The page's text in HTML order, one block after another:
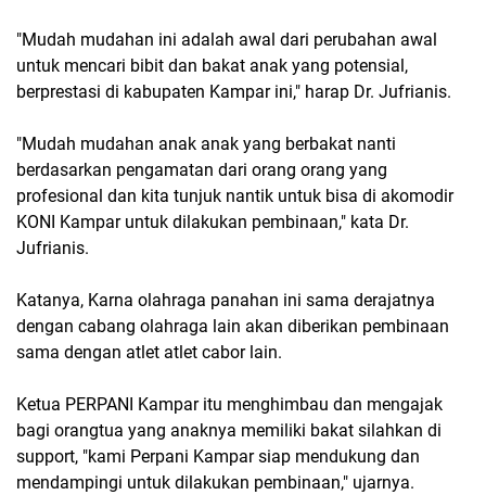
"Mudah mudahan ini adalah awal dari perubahan awal
untuk mencari bibit dan bakat anak yang potensial,
berprestasi di kabupaten Kampar ini," harap Dr. Jufrianis.
"Mudah mudahan anak anak yang berbakat nanti
berdasarkan pengamatan dari orang orang yang
profesional dan kita tunjuk nantik untuk bisa di akomodir
KONI Kampar untuk dilakukan pembinaan," kata Dr.
Jufrianis.
Katanya, Karna olahraga panahan ini sama derajatnya
dengan cabang olahraga lain akan diberikan pembinaan
sama dengan atlet atlet cabor lain.
Ketua PERPANI Kampar itu menghimbau dan mengajak
bagi orangtua yang anaknya memiliki bakat silahkan di
support, "kami Perpani Kampar siap mendukung dan
mendampingi untuk dilakukan pembinaan," ujarnya.